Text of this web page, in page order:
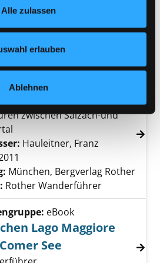
Ihre Einstellungen verändern.
Sie in unserer
Alle zulassen
erlauben
Ablehnen
2006
München, Dorling
Kompakt und visuell
Details von Salzkammergut
Sachbuch
zwischen Salzach-und
Hauleitner, Franz
München, Bergverlag Rother
Rother Wanderführer
eBook
Lago Maggiore
See